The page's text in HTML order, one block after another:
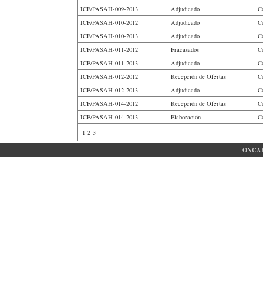
ICF/PASAH-009-2013
Adjudicado
ICF/PASAH-010-2012
Adjudicado
ICF/PASAH-010-2013
Adjudicado
ICF/PASAH-011-2012
Fracasados
ICF/PASAH-011-2013
Adjudicado
ICF/PASAH-012-2012
Recepción de Ofertas
ICF/PASAH-012-2013
Adjudicado
ICF/PASAH-014-2012
Recepción de Ofertas
ICF/PASAH-014-2013
Elaboración
1 2 3